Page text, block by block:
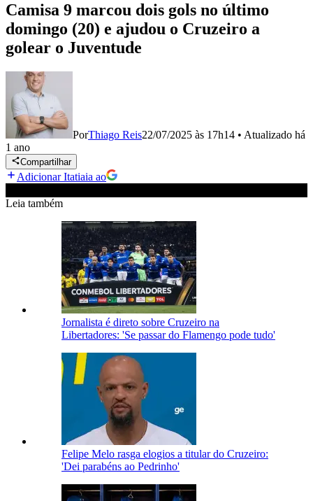
Camisa 9 marcou dois gols no último
domingo (20) e ajudou o Cruzeiro a
golear o Juventude
PorThiago Reis22/07/2025 às 17h14 • Atualizado há
1 ano
Compartilhar
Adicionar Itatiaia ao
Leia também
Jornalista é direto sobre Cruzeiro na
Libertadores: 'Se passar do Flamengo pode tudo'
Felipe Melo rasga elogios a titular do Cruzeiro:
'Dei parabéns ao Pedrinho'